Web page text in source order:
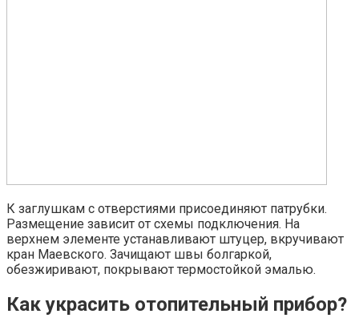
К заглушкам с отверстиями присоединяют патрубки.
Размещение зависит от схемы подключения. На
верхнем элементе устанавливают штуцер, вкручивают
кран Маевского. Зачищают швы болгаркой,
обезжиривают, покрывают термостойкой эмалью.
Как украсить отопительный прибор?